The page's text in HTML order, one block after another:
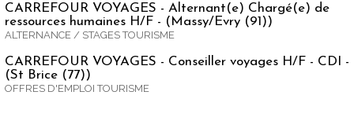
CARREFOUR VOYAGES - Alternant(e) Chargé(e) de
ressources humaines H/F - (Massy/Evry (91))
ALTERNANCE / STAGES TOURISME
CARREFOUR VOYAGES - Conseiller voyages H/F - CDI -
(St Brice (77))
OFFRES D'EMPLOI TOURISME